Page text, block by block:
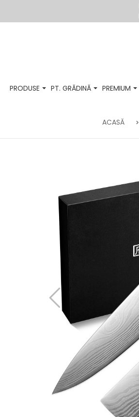
PRODUSE PT. GRĂDINĂ PREMIUM
ACASĂ